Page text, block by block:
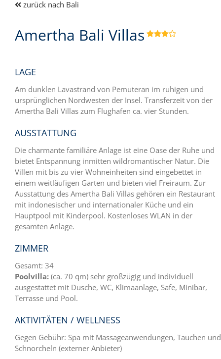
zurück nach Bali
Amertha Bali Villas 
LAGE
Am dunklen Lavastrand von Pemuteran im ruhigen und
ursprünglichen Nordwesten der Insel. Transferzeit von der
Amertha Bali Villas zum Flughafen ca. vier Stunden.
AUSSTATTUNG
Die charmante familiäre Anlage ist eine Oase der Ruhe und
bietet Entspannung inmitten wildromantischer Natur. Die
Villen mit bis zu vier Wohneinheiten sind eingebettet in
einem weitläufigen Garten und bieten viel Freiraum. Zur
Ausstattung des Amertha Bali Villas gehören ein Restaurant
mit indonesischer und internationaler Küche und ein
Hauptpool mit Kinderpool. Kostenloses WLAN in der
gesamten Anlage.
ZIMMER
Gesamt: 34
Poolvilla: (ca. 70 qm) sehr großzügig und individuell
ausgestattet mit Dusche, WC, Klimaanlage, Safe, Minibar,
Terrasse und Pool.
AKTIVITÄTEN / WELLNESS
Gegen Gebühr: Spa mit Massageanwendungen, Tauchen und
Schnorcheln (externer Anbieter)